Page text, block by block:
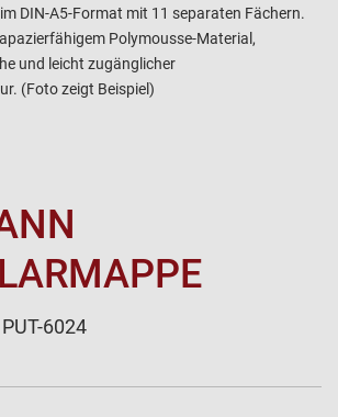
DIN-A5-Format mit 11 separaten Fächern.
Polymousse-Material,
und leicht zugänglicher
(Foto zeigt Beispiel)
PUT-6024